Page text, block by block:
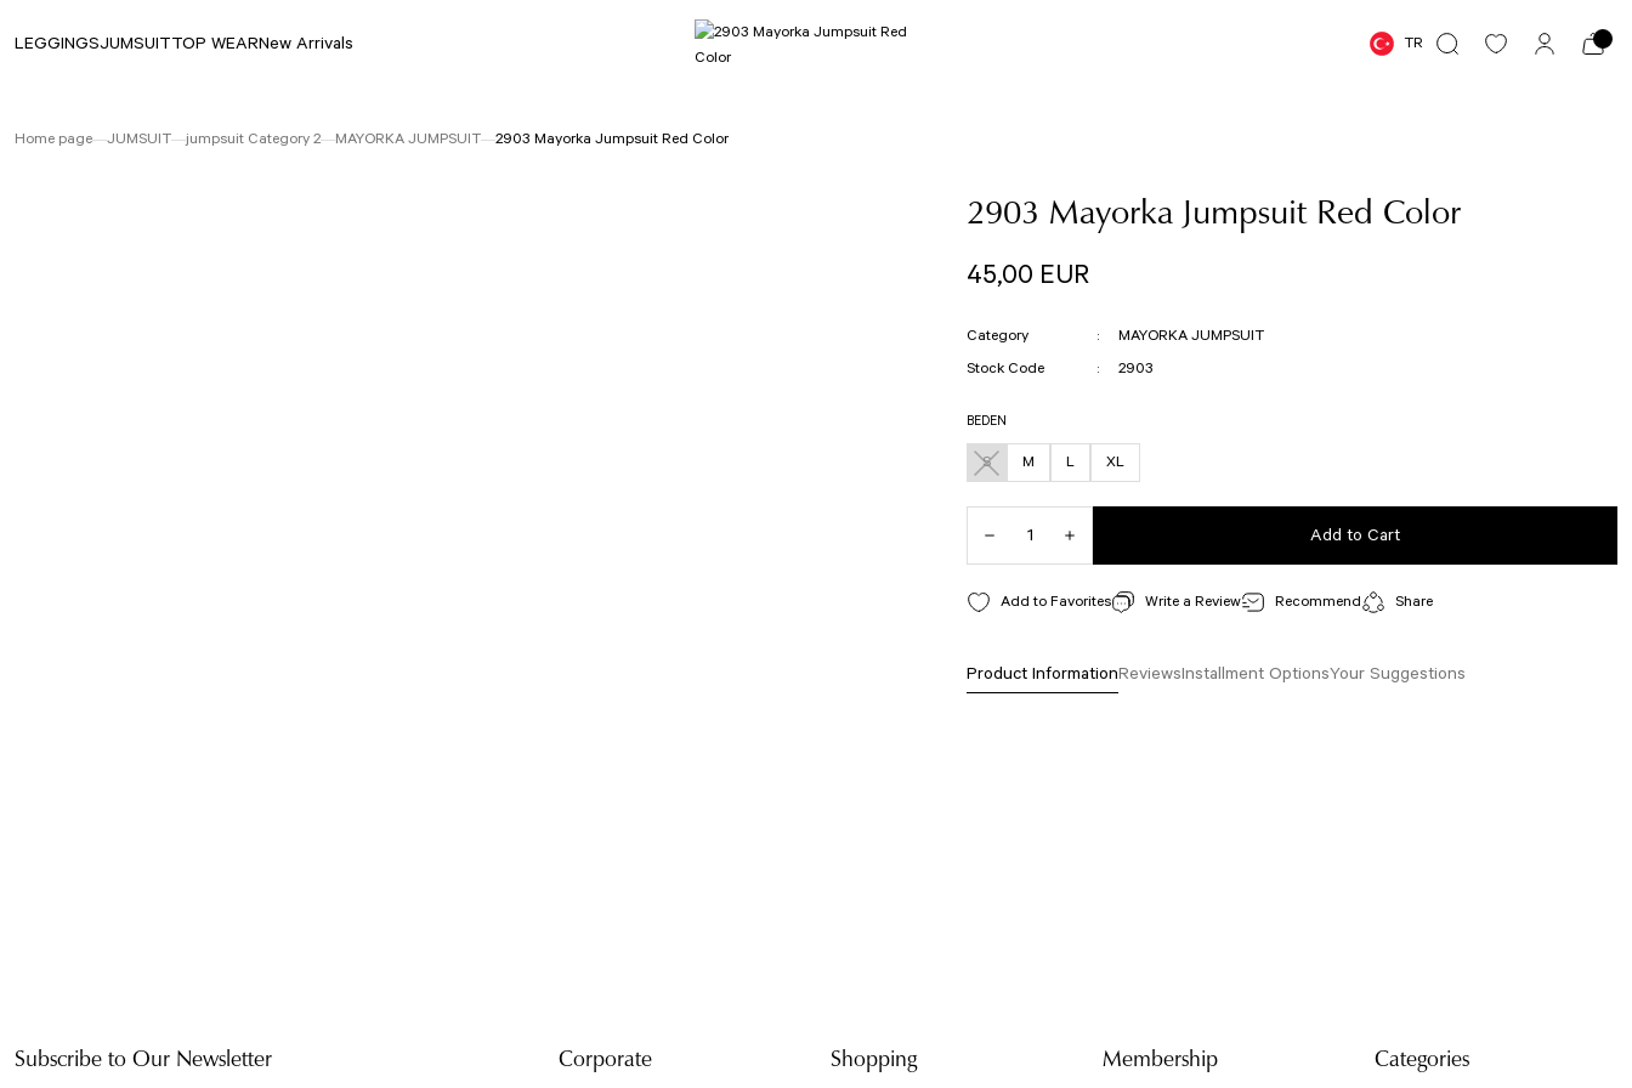
LEGGINGSJUMSUITTOP WEARNew Arrivals TR
Home page JUMSUIT jumpsuit Category 2 MAYORKA JUMPSUIT 2903 Mayorka Jumpsuit Red Color
2903 Mayorka Jumpsuit Red Color
45,00 EUR
Category
MAYORKA JUMPSUIT
Stock Code
2903
BEDEN
S M L XL
Add to Cart
Write a Review Recommend Share
Product InformationReviewsInstallment OptionsYour Suggestions
Subscribe to Our Newsletter Corporate Shopping Membership Categories